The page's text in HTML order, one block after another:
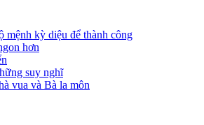
mệnh kỳ diệu để thành công
hơn
suy nghĩ
vua và Bà la môn